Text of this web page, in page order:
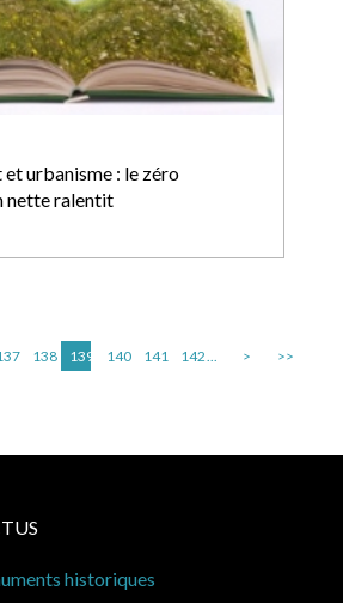
urbanisme : le zéro
nette ralentit
138 139 140 141 142... > >>
historiques